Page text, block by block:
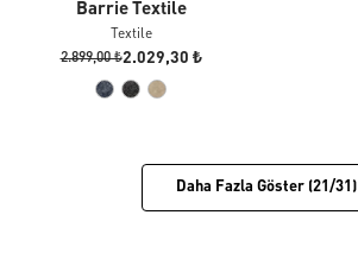
Barrie Textile
Textile
2.899,00 ₺2.029,30 ₺
Daha Fazla Göster (21/31)